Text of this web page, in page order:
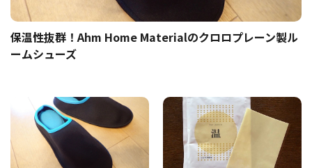
保温性抜群！Ahm Home Materialのクロロプレーン製ル
ームシューズ